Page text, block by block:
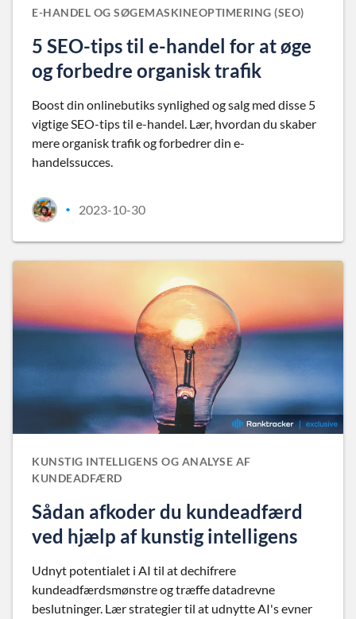
E-HANDEL OG SØGEMASKINEOPTIMERING (SEO)
5 SEO-tips til e-handel for at øge
og forbedre organisk trafik
Boost din onlinebutiks synlighed og salg med disse 5
vigtige SEO-tips til e-handel. Lær, hvordan du skaber
mere organisk trafik og forbedrer din e-
handelssucces.
• 2023-10-30
KUNSTIG INTELLIGENS OG ANALYSE AF
KUNDEADFÆRD
Sådan afkoder du kundeadfærd
ved hjælp af kunstig intelligens
Udnyt potentialet i AI til at dechifrere
kundeadfærdsmønstre og træffe datadrevne
beslutninger. Lær strategier til at udnytte AI's evner